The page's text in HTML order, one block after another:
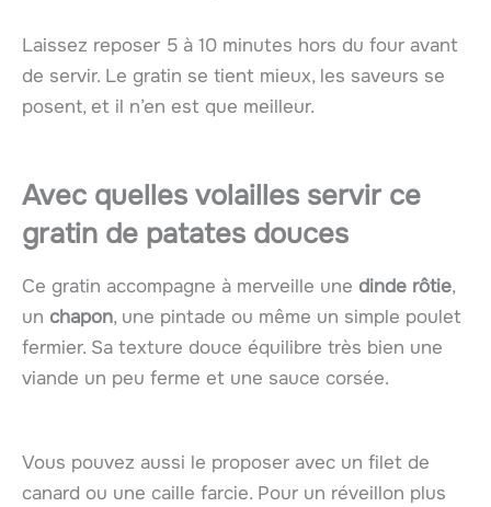
Laissez reposer 5 à 10 minutes hors du four avant
de servir. Le gratin se tient mieux, les saveurs se
posent, et il n’en est que meilleur.
Avec quelles volailles servir ce
gratin de patates douces
Ce gratin accompagne à merveille une dinde rôtie,
un chapon, une pintade ou même un simple poulet
fermier. Sa texture douce équilibre très bien une
viande un peu ferme et une sauce corsée.
Vous pouvez aussi le proposer avec un filet de
canard ou une caille farcie. Pour un réveillon plus